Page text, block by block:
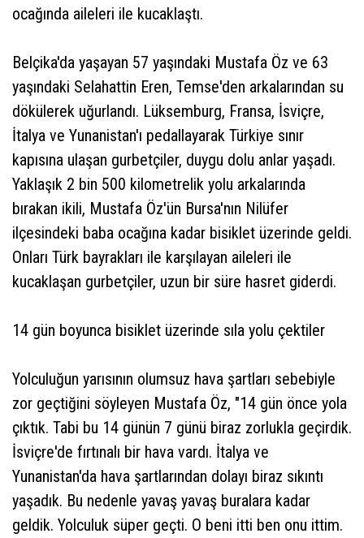
ocağında aileleri ile kucaklaştı.
Belçika'da yaşayan 57 yaşındaki Mustafa Öz ve 63
yaşındaki Selahattin Eren, Temse'den arkalarından su
dökülerek uğurlandı. Lüksemburg, Fransa, İsviçre,
İtalya ve Yunanistan'ı pedallayarak Türkiye sınır
kapısına ulaşan gurbetçiler, duygu dolu anlar yaşadı.
Yaklaşık 2 bin 500 kilometrelik yolu arkalarında
bırakan ikili, Mustafa Öz'ün Bursa'nın Nilüfer
ilçesindeki baba ocağına kadar bisiklet üzerinde geldi.
Onları Türk bayrakları ile karşılayan aileleri ile
kucaklaşan gurbetçiler, uzun bir süre hasret giderdi.
14 gün boyunca bisiklet üzerinde sıla yolu çektiler
Yolculuğun yarısının olumsuz hava şartları sebebiyle
zor geçtiğini söyleyen Mustafa Öz, "14 gün önce yola
çıktık. Tabi bu 14 günün 7 günü biraz zorlukla geçirdik.
İsviçre'de fırtınalı bir hava vardı. İtalya ve
Yunanistan'da hava şartlarından dolayı biraz sıkıntı
yaşadık. Bu nedenle yavaş yavaş buralara kadar
geldik. Yolculuk süper geçti. O beni itti ben onu ittim.